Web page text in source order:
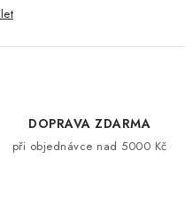
DOPRAVA ZDARMA
při objednávce nad 5000 Kč